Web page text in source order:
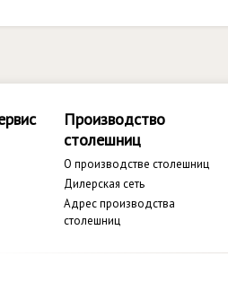
Производство
столешниц
О производстве столешниц
Дилерская сеть
Адрес производства
столешниц